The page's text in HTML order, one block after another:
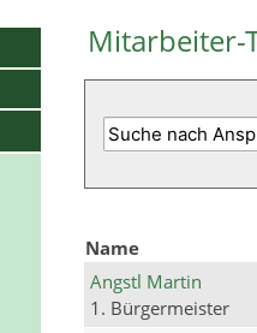
Mitarbeiter-
Name
Angstl Martin
1. Bürgermeister